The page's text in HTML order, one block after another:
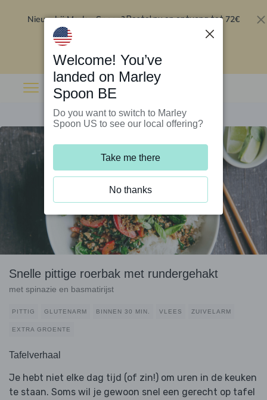
Nieuw bij Marley Spoon?Bestel nu en ontvang tot 72€
Snelle pittige roerbak met rundergehakt
met spinazie en basmatirijst
PITTIG GLUTENARM BINNEN 30 MIN. VLEES ZUIVELARM
EXTRA GROENTE
Tafelverhaal
Je hebt niet elke dag tijd (of zin!) om uren in de keuken
te staan. Soms wil je gewoon snel een gerecht op tafel
Welcome! You’ve
landed on Marley
Spoon BE
Do you want to switch to Marley
Spoon US to see our local offering?
Take me there
No thanks